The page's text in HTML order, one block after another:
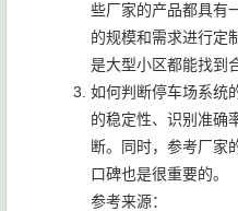
些厂家的产品都具有
的规模和需求进行定
是大型小区都能找到
如何判断停车场系统
的稳定性、识别准确
断。同时，参考厂家
口碑也是很重要的。
参考来源：